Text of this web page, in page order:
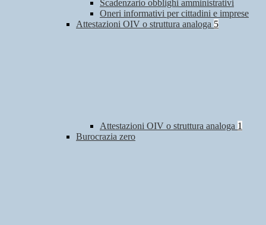
Scadenzario obblighi amministrativi
Oneri informativi per cittadini e imprese
Attestazioni OIV o struttura analoga 5
Attestazioni OIV o struttura analoga 1
Burocrazia zero